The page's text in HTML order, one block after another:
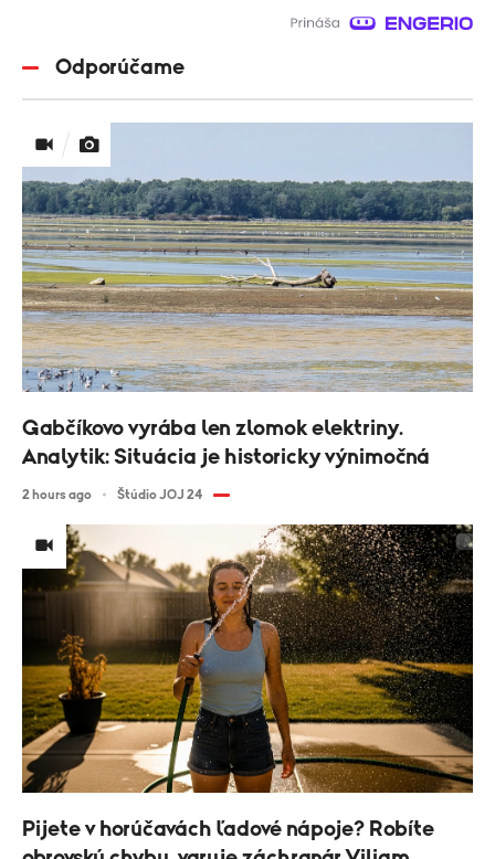
Odporúčame
Gabčíkovo vyrába len zlomok elektriny.
Analytik: Situácia je historicky výnimočná
2 hours ago Štúdio JOJ 24
Pijete v horúčavách ľadové nápoje? Robíte